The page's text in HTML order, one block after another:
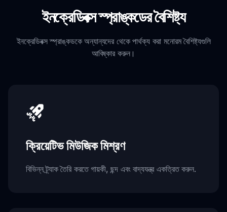
ইনক্রেডিবক্স স্প্রাঙ্কডের বৈশিষ্ট্য
ইনক্রেডিবক্স স্প্রাঙ্কডকে অন্যান্যদের থেকে পার্থক্য করা মনোরম বৈশিষ্ট্যগুলি
আবিষ্কার করুন।
ক্রিয়েটিভ মিউজিক মিশ্রণ
বিভিন্ন ট্র্যাক তৈরি করতে গায়কী, ছন্দ এবং বাদ্যযন্ত্র একত্রিত করুন.